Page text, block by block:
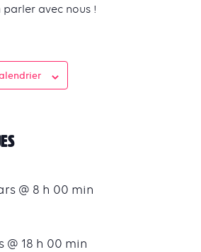
parler avec nous !
@ 8 h 00 min
@ 18 h 00 min